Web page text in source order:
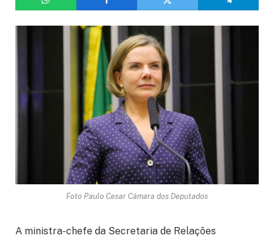
Foto Paulo Cesar Câmara dos Deputados
A ministra-chefe da Secretaria de Relações